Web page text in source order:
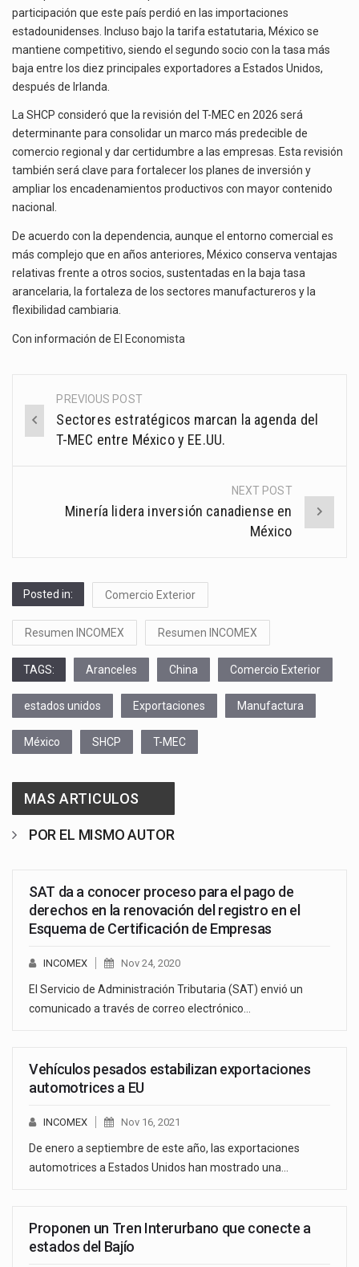
participación que este país perdió en las importaciones
estadounidenses. Incluso bajo la tarifa estatutaria, México se
mantiene competitivo, siendo el segundo socio con la tasa más
baja entre los diez principales exportadores a Estados Unidos,
después de Irlanda.
La SHCP consideró que la revisión del T-MEC en 2026 será
determinante para consolidar un marco más predecible de
comercio regional y dar certidumbre a las empresas. Esta revisión
también será clave para fortalecer los planes de inversión y
ampliar los encadenamientos productivos con mayor contenido
nacional.
De acuerdo con la dependencia, aunque el entorno comercial es
más complejo que en años anteriores, México conserva ventajas
relativas frente a otros socios, sustentadas en la baja tasa
arancelaria, la fortaleza de los sectores manufactureros y la
flexibilidad cambiaria.
Con información de El Economista
Post
navigation
PREVIOUS POST
Sectores estratégicos marcan la agenda del
T-MEC entre México y EE.UU.
NEXT POST
Minería lidera inversión canadiense en
México
Posted in: Comercio Exterior
Resumen INCOMEX Resumen INCOMEX
TAGS: Aranceles China Comercio Exterior
estados unidos Exportaciones Manufactura
México SHCP T-MEC
MAS ARTICULOS
POR EL MISMO AUTOR
SAT da a conocer proceso para el pago de
derechos en la renovación del registro en el
Esquema de Certificación de Empresas
INCOMEX Nov 24, 2020
El Servicio de Administración Tributaria (SAT) envió un
comunicado a través de correo electrónico…
Vehículos pesados estabilizan exportaciones
automotrices a EU
INCOMEX Nov 16, 2021
De enero a septiembre de este año, las exportaciones
automotrices a Estados Unidos han mostrado una…
Proponen un Tren Interurbano que conecte a
estados del Bajío